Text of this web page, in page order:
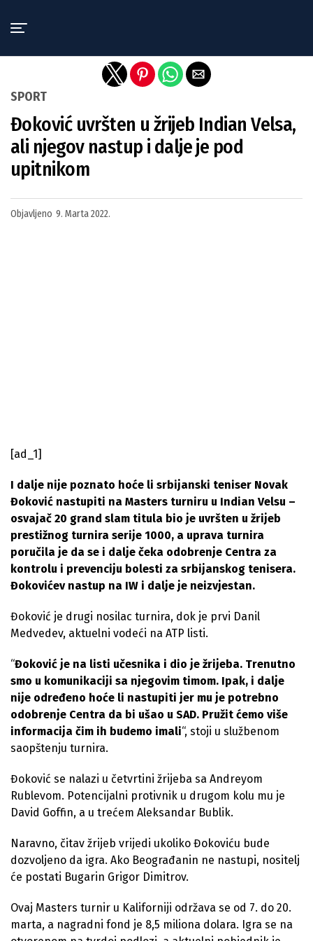
SPORT
Đoković uvršten u žrijeb Indian Velsa,
ali njegov nastup i dalje je pod
upitnikom
Objavljeno 9. Marta 2022.
[ad_1]
I dalje nije poznato hoće li srbijanski teniser Novak
Đoković nastupiti na Masters turniru u Indian Velsu –
osvajač 20 grand slam titula bio je uvršten u žrijeb
prestižnog turnira serije 1000, a uprava turnira
poručila je da se i dalje čeka odobrenje Centra za
kontrolu i prevenciju bolesti za srbijanskog tenisera.
Đokovićev nastup na IW i dalje je neizvjestan.
Đoković je drugi nosilac turnira, dok je prvi Danil
Medvedev, aktuelni vodeći na ATP listi.
“Đoković je na listi učesnika i dio je žrijeba. Trenutno
smo u komunikaciji sa njegovim timom. Ipak, i dalje
nije određeno hoće li nastupiti jer mu je potrebno
odobrenje Centra da bi ušao u SAD. Pružit ćemo više
informacija čim ih budemo imali“, stoji u službenom
saopštenju turnira.
Đoković se nalazi u četvrtini žrijeba sa Andreyom
Rublevom. Potencijalni protivnik u drugom kolu mu je
David Goffin, a u trećem Aleksandar Bublik.
Naravno, čitav žrijeb vrijedi ukoliko Đokoviću bude
dozvoljeno da igra. Ako Beograđanin ne nastupi, nositelj
će postati Bugarin Grigor Dimitrov.
Ovaj Masters turnir u Kaliforniji održava se od 7. do 20.
marta, a nagradni fond je 8,5 miliona dolara. Igra se na